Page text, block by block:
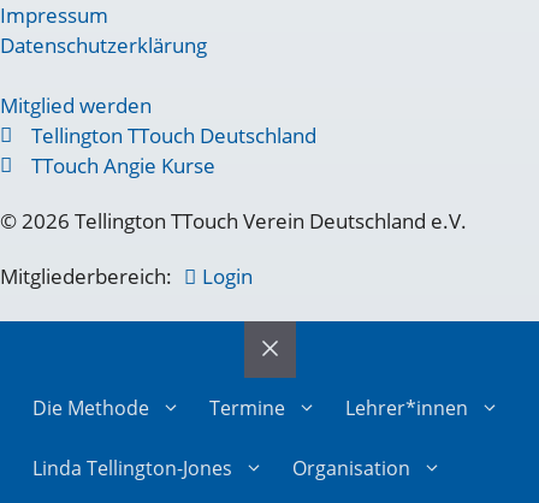
Impressum
Datenschutzerklärung
Mitglied werden
Tellington TTouch Deutschland
TTouch Angie Kurse
© 2026 Tellington TTouch Verein Deutschland e.V.
Mitgliederbereich:
Login
Die Methode Termine Lehrer*innen
Linda Tellington-Jones Organisation